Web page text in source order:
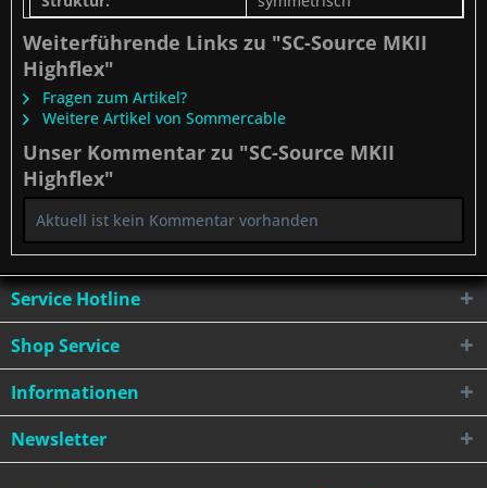
Weiterführende Links zu "SC-Source MKII
Highflex"
Fragen zum Artikel?
Weitere Artikel von Sommercable
Unser Kommentar zu "SC-Source MKII
Highflex"
Aktuell ist kein Kommentar vorhanden
Service Hotline
Shop Service
Informationen
Newsletter